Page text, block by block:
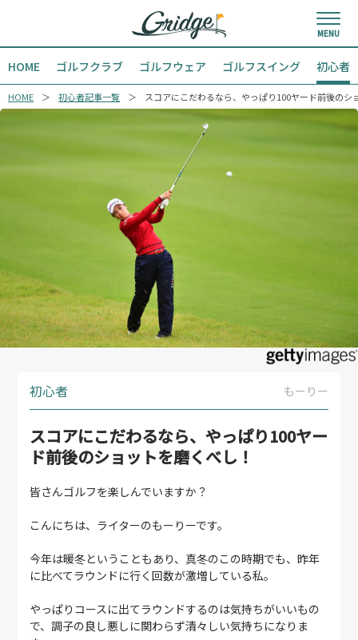
HOME ゴルフクラブ ゴルフウェア ゴルフスイング 初心者
HOME 初心者記事一覧 スコアにこだわるなら、やっぱり100ヤード前後のシ
初心者 もーりー
スコアにこだわるなら、やっぱり100ヤー
ド前後のショットを磨くべし！
皆さんゴルフを楽しんでいますか？
こんにちは、ライターのもーりーです。
今年は暖冬ということもあり、真冬のこの時期でも、昨年
に比べてラウンドに行く回数が激増している私。
やっぱりコースに出てラウンドするのは気持ちがいいもの
で、調子の良し悪しに関わらず清々しい気持ちになりま